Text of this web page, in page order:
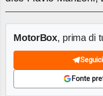
MotorBox, prima di
Fonte